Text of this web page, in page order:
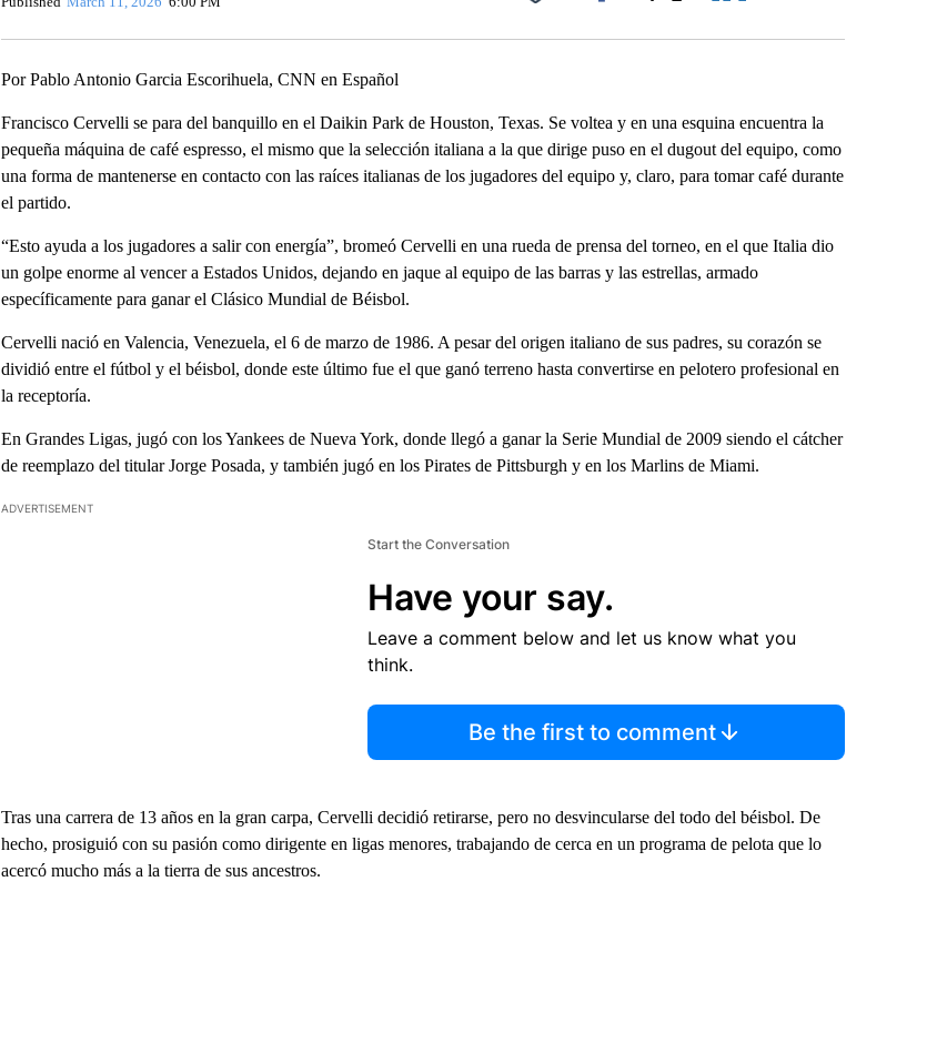
Facebook
Por Pablo Antonio Garcia Escorihuela, CNN en Español
Francisco Cervelli se para del banquillo en el Daikin Park de Houston, Texas. Se voltea y en una esquina encuentra la
pequeña máquina de café espresso, el mismo que la selección italiana a la que dirige puso en el dugout del equipo, como
una forma de mantenerse en contacto con las raíces italianas de los jugadores del equipo y, claro, para tomar café durante
el partido.
“Esto ayuda a los jugadores a salir con energía”, bromeó Cervelli en una rueda de prensa del torneo, en el que Italia dio
un golpe enorme al vencer a Estados Unidos, dejando en jaque al equipo de las barras y las estrellas, armado
específicamente para ganar el Clásico Mundial de Béisbol.
Cervelli nació en Valencia, Venezuela, el 6 de marzo de 1986. A pesar del origen italiano de sus padres, su corazón se
dividió entre el fútbol y el béisbol, donde este último fue el que ganó terreno hasta convertirse en pelotero profesional en
la receptoría.
En Grandes Ligas, jugó con los Yankees de Nueva York, donde llegó a ganar la Serie Mundial de 2009 siendo el cátcher
de reemplazo del titular Jorge Posada, y también jugó en los Pirates de Pittsburgh y en los Marlins de Miami.
ADVERTISEMENT
Start the Conversation
Have your say.
Leave a comment below and let us know what you
think.
Be the first to comment
Tras una carrera de 13 años en la gran carpa, Cervelli decidió retirarse, pero no desvincularse del todo del béisbol. De
hecho, prosiguió con su pasión como dirigente en ligas menores, trabajando de cerca en un programa de pelota que lo
acercó mucho más a la tierra de sus ancestros.